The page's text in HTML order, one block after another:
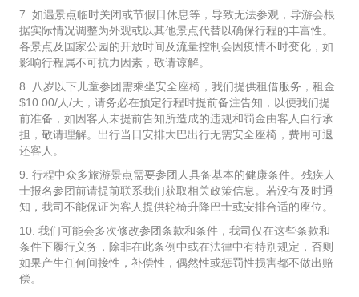
7. 如遇景点临时关闭或节假日休息等，导致无法参观，导游会根
据实际情况调整为外观或以其他景点代替以确保行程的丰富性。
各景点及国家公园的开放时间及流量控制会因疫情不时变化，如
影响行程属不可抗力因素，敬请谅解。
8. 八岁以下儿童参团需乘坐安全座椅，我们提供租借服务，租金
$10.00/人/天，请务必在预定行程时提前备注告知，以便我们提
前准备，如因客人未提前告知所造成的违规和罚金由客人自行承
担，敬请理解。出行当日安排大巴出行无需安全座椅，费用可退
还客人。
9. 行程中众多旅游景点需要参团人具备基本的健康条件。残疾人
士报名参团前请提前联系我们获取相关政策信息。若没有及时通
知，我司不能保证为客人提供轮椅升降巴士或安排合适的座位。
10. 我们可能会多次修改参团条款和条件，我司仅在这些条款和
条件下履行义务，除非在此条例中或在法律中有特别规定，否则
如果产生任何间接性，补偿性，偶然性或惩罚性损害都不做出赔
偿。